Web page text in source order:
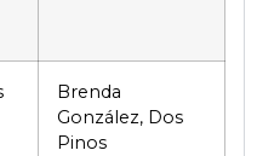
Brenda
González, Dos
Pinos